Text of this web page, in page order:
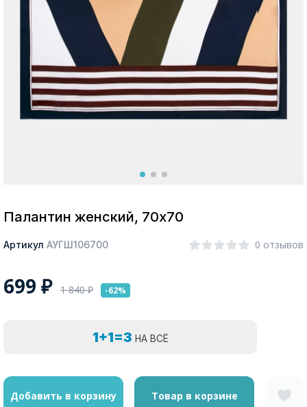
Москва
Палантин женский, 70х70
Артикул АУГШ106700 0 отзывов
699 ₽ 1 840₽ -62%
1+1=3 НА ВСЁ
Добавить в корзину Товар в корзине